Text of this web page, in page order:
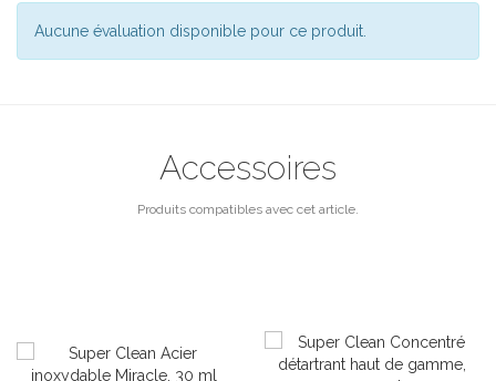
Aucune évaluation disponible pour ce produit.
Accessoires
Produits compatibles avec cet article.